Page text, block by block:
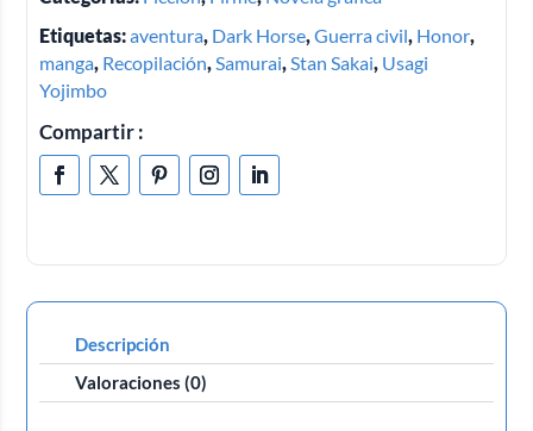
Etiquetas:aventura, Dark Horse,Guerra civil, Honor,
manga, Recopilación, Samurai, Stan Sakai, Usagi
Yojimbo
Compartir :
Descripción
Valoraciones (0)